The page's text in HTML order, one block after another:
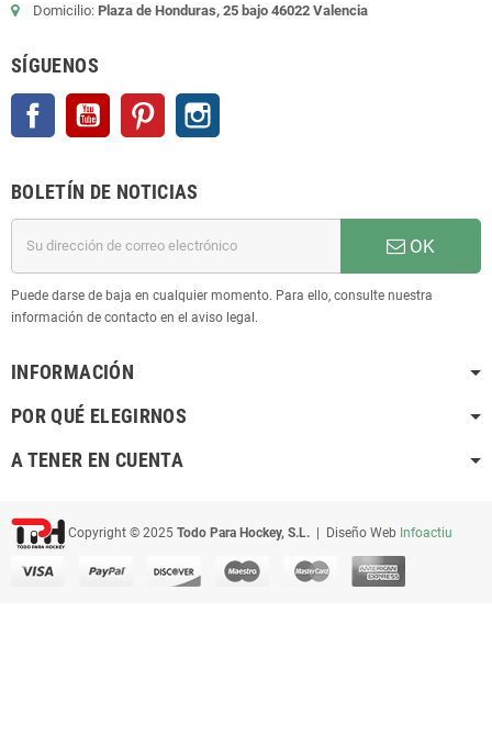
Domicilio: Plaza de Honduras, 25 bajo 46022 Valencia
SÍGUENOS
Facebook YouTube Pinterest
BOLETÍN DE NOTICIAS
OK
Puede darse de baja en cualquier momento. Para ello, consulte nuestra
información de contacto en el aviso legal.
INFORMACIÓN
POR QUÉ ELEGIRNOS
A TENER EN CUENTA
Copyright © 2025 Todo Para Hockey, S.L. | Diseño Web Infoactiu